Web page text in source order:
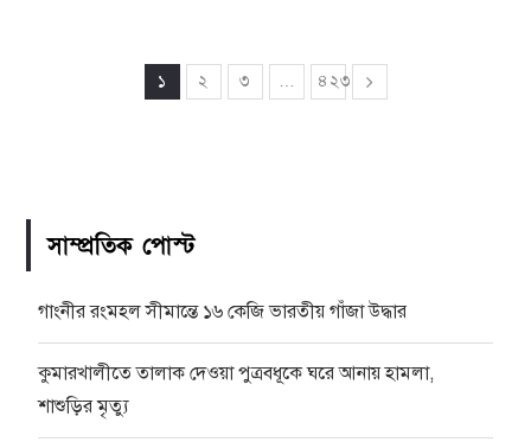
১ ২ ৩ … ৪২৩
সাম্প্রতিক পোস্ট
গাংনীর রংমহল সীমান্তে ১৬ কেজি ভারতীয় গাঁজা উদ্ধার
কুমারখালীতে তালাক দেওয়া পুত্রবধূকে ঘরে আনায় হামলা,
শাশুড়ির মৃত্যু